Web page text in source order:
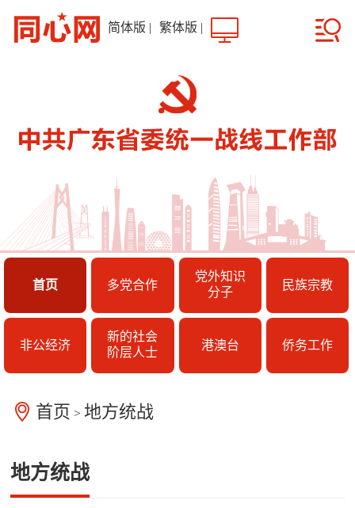
简体版 | 繁体版 |
首页 多党合作
党外知识
分子
民族宗教
非公经济
新的社会
阶层人士
港澳台 侨务工作
首页 >地方统战
地方统战